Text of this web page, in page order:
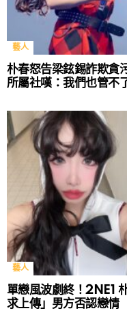
藝人
朴春怒告梁鉉錫詐欺貪
所屬社嘆：我們也管不
藝人
單戀風波劇終！2NE1
求上傳」男方否認戀情